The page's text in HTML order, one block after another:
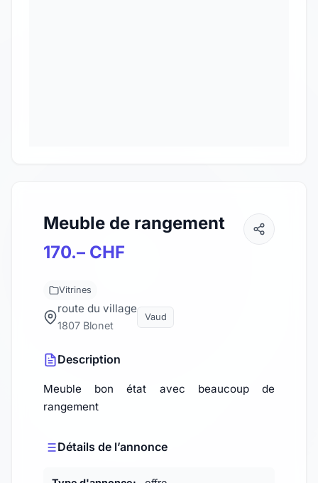
Meuble de rangement
170.– CHF
Vitrines
route du village
1807 Blonet
Vaud
Description
Meuble bon état avec beaucoup de
rangement
Détails de l’annonce